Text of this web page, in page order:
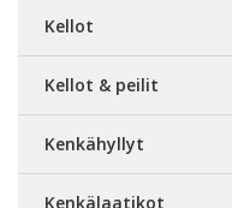
Kellot
Kellot & peilit
Kenkähyllyt
Kenkälaatikot